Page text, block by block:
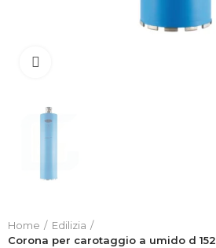
Home
Edilizia
Corona per carotaggio a umido d